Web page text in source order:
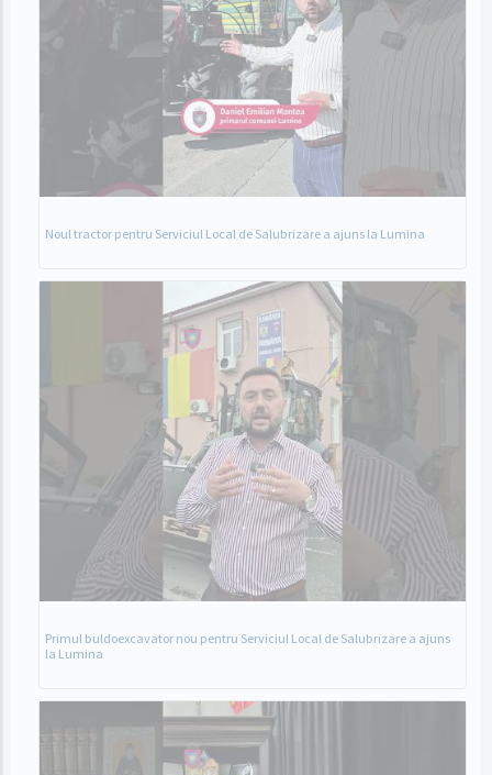
Noul tractor pentru Serviciul Local de Salubrizare a ajuns la Lumina
Primul buldoexcavator nou pentru Serviciul Local de Salubrizare a ajuns
la Lumina